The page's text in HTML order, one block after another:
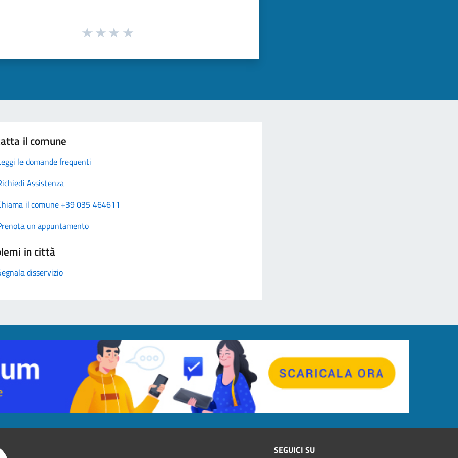
il comune
le domande frequenti
Assistenza
il comune +39 035 464611
un appuntamento
in città
disservizio
SEGUICI SU